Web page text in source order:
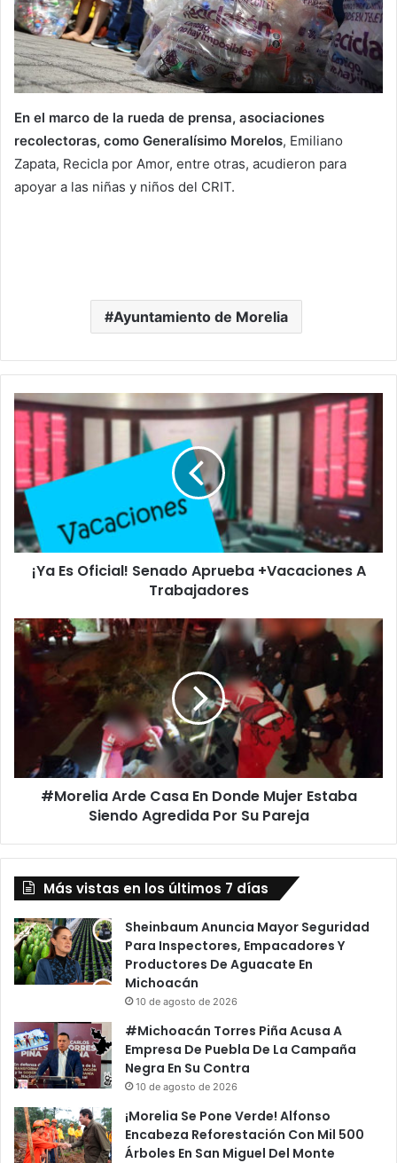
En el marco de la rueda de prensa, asociaciones
recolectoras, como Generalísimo Morelos, Emiliano
Zapata, Recicla por Amor, entre otras, acudieron para
apoyar a las niñas y niños del CRIT.
Ayuntamiento de Morelia
¡Ya
Es
Oficial!
Senado
Aprueba
+Vacaciones
Trabajadores
¡Ya Es Oficial! Senado Aprueba +Vacaciones A
Trabajadores
#Morelia
Arde
Casa
Donde
Mujer
Siendo
Agredida
#Morelia Arde Casa En Donde Mujer Estaba
Siendo Agredida Por Su Pareja
Más vistas en los últimos 7 días
Sheinbaum Anuncia Mayor Seguridad
Para Inspectores, Empacadores Y
Productores De Aguacate En
Michoacán
10 de agosto de 2026
#Michoacán Torres Piña Acusa A
Empresa De Puebla De La Campaña
Negra En Su Contra
10 de agosto de 2026
¡Morelia Se Pone Verde! Alfonso
Encabeza Reforestación Con Mil 500
Árboles En San Miguel Del Monte